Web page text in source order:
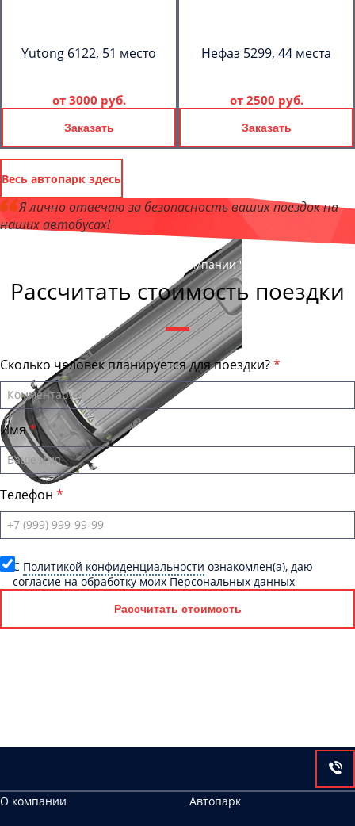
Yutong 6122, 51 место
от 3000 руб.
Заказать
Нефаз 5299, 44 места
от 2500 руб.
Заказать
Весь автопарк здесь
Я лично отвечаю за безопасность ваших поездок на
наших автобусах!
, директор компании "ТранспортБас "
Рассчитать стоимость поездки
Сколько человек планируется для поездки?
Имя
Телефон
C Политикой конфиденциальности ознакомлен(а), даю
согласие на обработку моих Персональных данных
Рассчитать стоимость
О компании
Автопарк